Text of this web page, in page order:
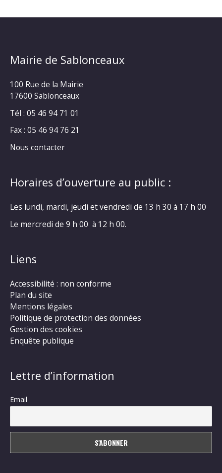
Mairie de Sablonceaux
100 Rue de la Mairie
17600 Sablonceaux
Tél : 05 46 94 71 01
Fax : 05 46 94 76 21
Nous contacter
Horaires d’ouverture au public :
Les lundi, mardi, jeudi et vendredi de 13 h 30 à 17 h 00
Le mercredi de 9 h 00 à 12 h 00.
Liens
Accessibilité : non conforme
Plan du site
Mentions légales
Politique de protection des données
Gestion des cookies
Enquête publique
Lettre d’information
Email